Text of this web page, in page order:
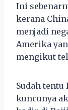
Ini
kerana
menjadi
Amerika
mengikut
Sudah
kuncunya